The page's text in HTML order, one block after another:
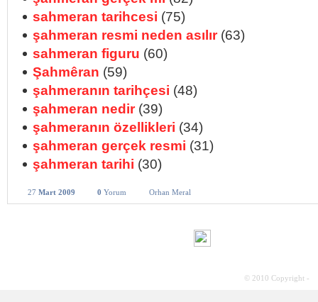
sahmeran tarihcesi (75)
şahmeran resmi neden asılır(63)
sahmeran figuru (60)
Şahmêran (59)
şahmeranın tarihçesi (48)
şahmeran nedir(39)
şahmeranın özellikleri (34)
şahmeran gerçek resmi (31)
şahmeran tarihi (30)
27 Mart 2009 0 Yorum Orhan Meral
© 2010 Copyright -